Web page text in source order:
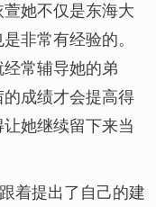
她不仅是东海大
非常有经验的。
常辅导她的弟
成绩才会提高得
她继续留下来当
着提出了自己的建